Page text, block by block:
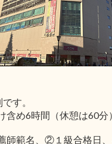
す。
め6時間（休憩は60分
師範名、②１級合格日、